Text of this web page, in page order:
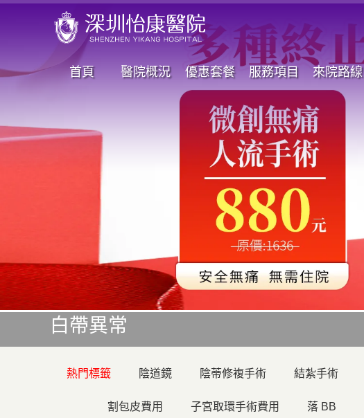
首頁 醫院概況 優惠套餐 服務項目 來院路線
白帶異常
熱門標籤 陰道鏡 陰蒂修複手術 結紮手術
割包皮費用 子宮取環手術費用 落 BB